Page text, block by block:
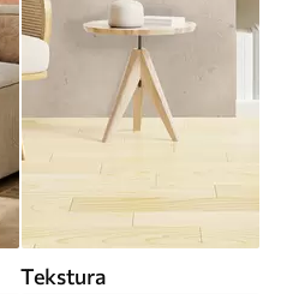
Tekstura